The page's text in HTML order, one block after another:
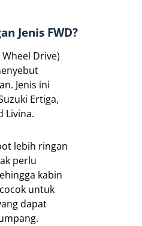
Jenis FWD?
Drive)
Jenis ini
Ertiga,
Livina.
lebih ringan
perlu
kabin
untuk
dapat